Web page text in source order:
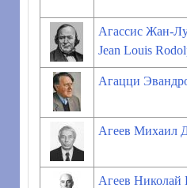
Агассис Жан-
Jean Louis
Агацци
Агеев Михаил
Агеев Николай